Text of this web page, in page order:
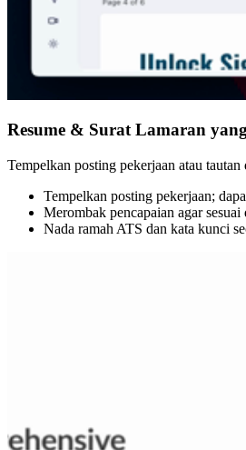
Resume & Surat Lamaran
Tempelkan posting pekerjaan atau
Tempelkan posting pekerjaan;
Merombak pencapaian agar sesuai
Nada ramah ATS dan kata kunci